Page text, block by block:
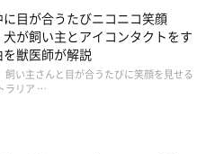
つまでもガブガブと飲み続けてい
に長く水を飲み続けられる
目が合うたびニコニコ笑顔
が飼い主とアイコンタクトをす
を獣医師が解説
飼い主さんと目が合うたびに笑顔を見せる
ラリア …